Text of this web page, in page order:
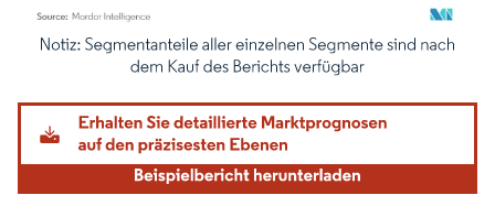
Bild © Mordor Intelligence. Wiederverwendung erfordert Namensnennung